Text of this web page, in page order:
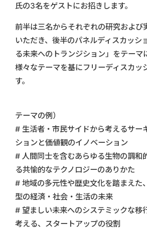
氏の3名をゲストにお招きします。
前半は三名からそれぞれの研究および
いただき、後半のパネルディスカッシ
る未来へのトランジション」をテーマ
様々なテーマを基にフリーディスカッ
す。
テーマの例）
# 生活者・市民サイドから考えるサー
ションと価値観のイノベーション
# 人間同士を含むあらゆる生物の調和
る共愉的なテクノロジーのありかた
# 地域の多元性や歴史文化を踏まえた
型の経済・社会・生活の未来
# 望ましい未来へのシステミックな移
考える、スタートアップの役割